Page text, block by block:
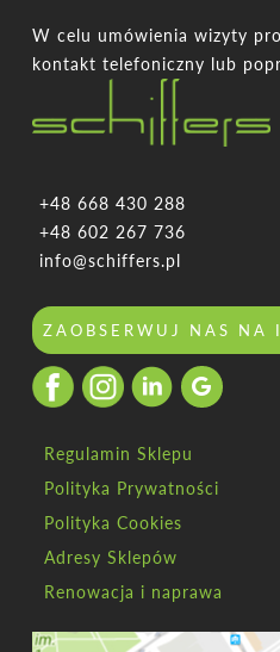
+48 668 430 288
+48 602 267 736
info@schiffers.pl
ZAOBSERWUJ NAS NA
Regulamin Sklepu
Polityka Prywatności
Polityka Cookies
Adresy Sklepów
Renowacja i naprawa
W celu umówienia wizyty
kontakt telefoniczny lub